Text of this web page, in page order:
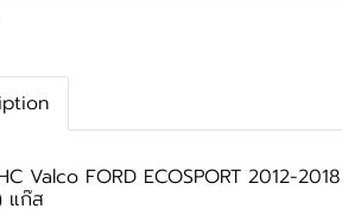
Valco FORD ECOSPORT 2012-2018
แก๊ส